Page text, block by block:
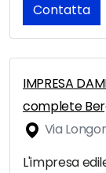
Contatta
IMPRESA
complete
Via
L'impresa